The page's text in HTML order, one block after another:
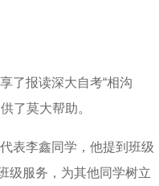
了报读深大自考“相沟
了莫大帮助。
表李鑫同学，他提到班级
级服务，为其他同学树立